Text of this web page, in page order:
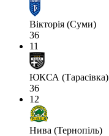
Вікторія (Суми)
36
11
ЮКСА (Тарасівка)
36
12
Нива (Тернопіль)